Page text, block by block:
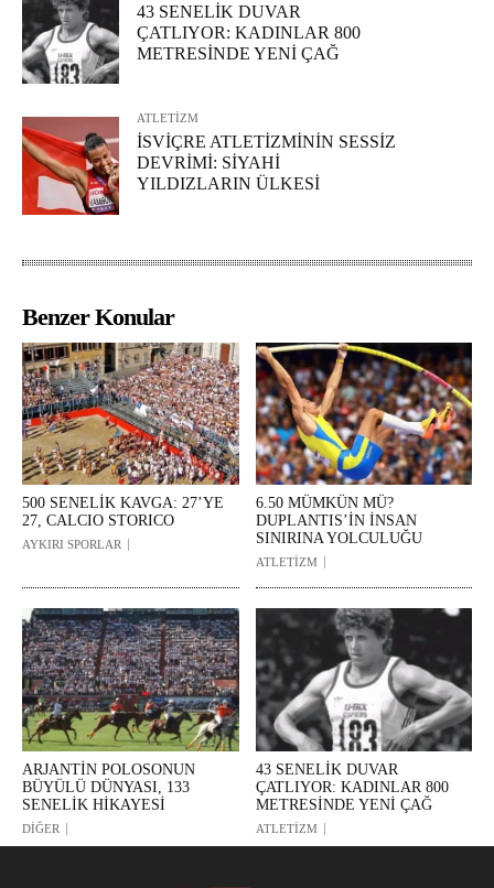
43 SENELİK DUVAR
ÇATLIYOR: KADINLAR 800
METRESİNDE YENİ ÇAĞ
ATLETİZM
İSVİÇRE ATLETİZMİNİN SESSİZ
DEVRİMİ: SİYAHİ
YILDIZLARIN ÜLKESİ
Benzer Konular
500 SENELİK KAVGA: 27’YE
27, CALCIO STORICO
AYKIRI SPORLAR
6.50 MÜMKÜN MÜ?
DUPLANTIS’İN İNSAN
SINIRINA YOLCULUĞU
ATLETİZM
ARJANTİN POLOSONUN
BÜYÜLÜ DÜNYASI, 133
SENELİK HİKAYESİ
DİĞER
43 SENELİK DUVAR
ÇATLIYOR: KADINLAR 800
METRESİNDE YENİ ÇAĞ
ATLETİZM